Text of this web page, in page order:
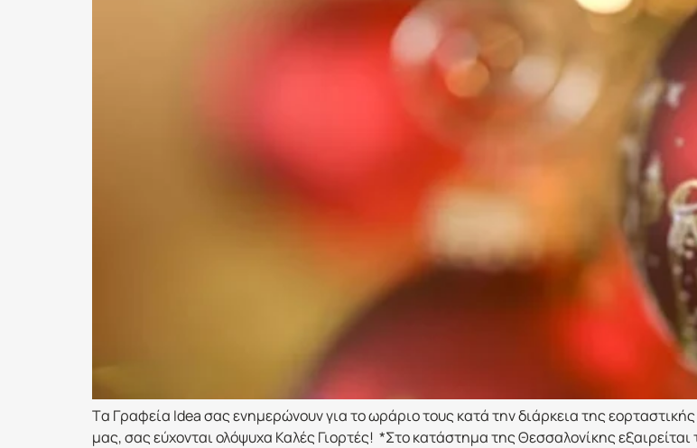
Tα Γραφεία Idea σας ενημερώνουν για το ωράριο τους κατά την διάρκεια της
μας, σας εύχονται ολόψυχα Καλές Γιορτές! *Στο κατάστημα της Θεσσαλονίκης